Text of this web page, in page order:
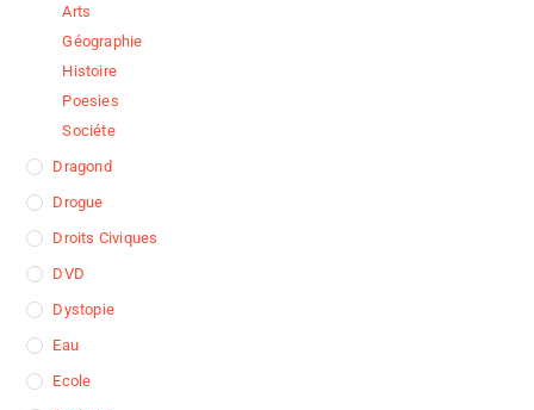
Arts
Géographie
Histoire
Poesies
Sociéte
Dragond
Drogue
Droits Civiques
DVD
Dystopie
Eau
Ecole